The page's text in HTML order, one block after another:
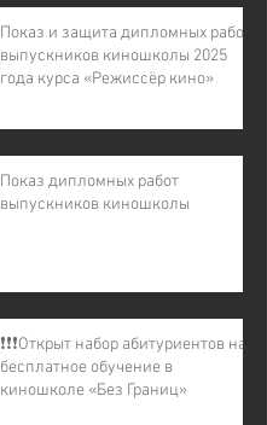
Показ и защита дипломных работ
выпускников киношколы 2025
года курса «Режиссёр кино»
Показ дипломных работ
выпускников киношколы
❗️❗️❗️Открыт набор абитуриентов на
бесплатное обучение в
киношколе «Без Границ»